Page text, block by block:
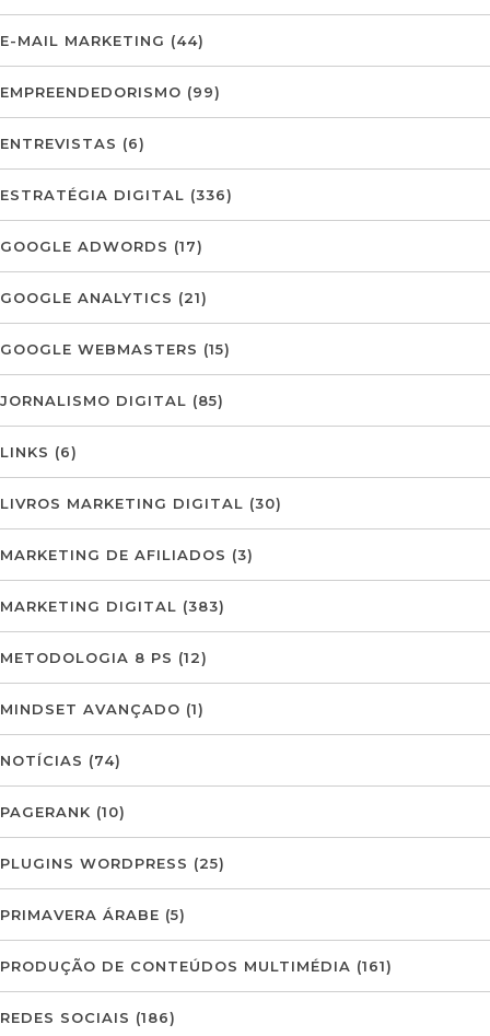
E-MAIL MARKETING (44)
EMPREENDEDORISMO (99)
ENTREVISTAS (6)
ESTRATÉGIA DIGITAL (336)
GOOGLE ADWORDS (17)
GOOGLE ANALYTICS (21)
GOOGLE WEBMASTERS (15)
JORNALISMO DIGITAL (85)
LINKS (6)
LIVROS MARKETING DIGITAL (30)
MARKETING DE AFILIADOS (3)
MARKETING DIGITAL (383)
METODOLOGIA 8 PS (12)
MINDSET AVANÇADO (1)
NOTÍCIAS (74)
PAGERANK (10)
PLUGINS WORDPRESS (25)
PRIMAVERA ÁRABE (5)
PRODUÇÃO DE CONTEÚDOS MULTIMÉDIA (161)
REDES SOCIAIS (186)